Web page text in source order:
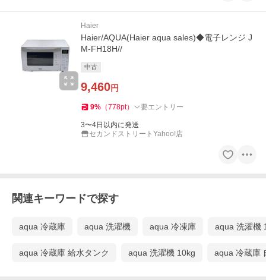
Haier
Haier/AQUA(Haier aqua sales)◆電子レンジ J
M-FH18H//
中古
9,460円
9% （778pt） 要エントリー
3〜4日以内に発送
セカンドストリートYahoo!店
関連キーワードで探す
aqua 冷蔵庫 aqua 洗濯機 aqua 冷凍庫 aqua 洗濯機
aqua 冷蔵庫 給水タンク aqua 洗濯機 10kg aqua 冷蔵庫